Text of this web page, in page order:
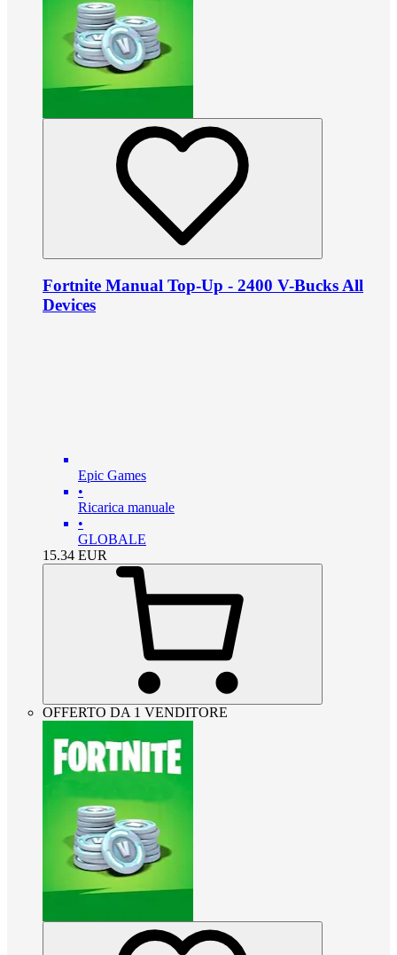
Fortnite Manual Top-Up - 2400 V-Bucks All
Devices
Epic Games
•
Ricarica manuale
•
GLOBALE
15.34 EUR
OFFERTO DA 1 VENDITORE